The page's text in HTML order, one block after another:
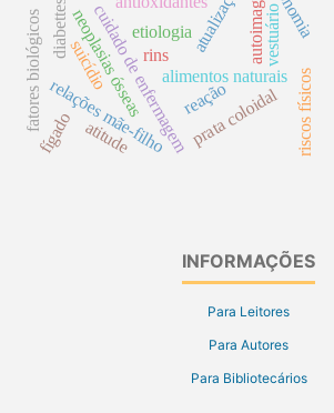
cuidado de enfermagemprata coloidal
etiologiaatualização
alimentos naturais
relações mãe-filho riscos físicos
autoimagem
neoplasias ósseas
fatores biológicos rins
suicídio vestuário
fígado
reação
diabettes
atitude
INFORMAÇÕES
Para Leitores
Para Autores
Para Bibliotecários